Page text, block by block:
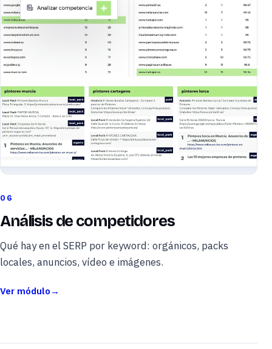
06
Análisis de competidores
Qué hay en el SERP por keyword: orgánicos, packs
locales, anuncios, vídeo e imágenes.
Ver módulo →